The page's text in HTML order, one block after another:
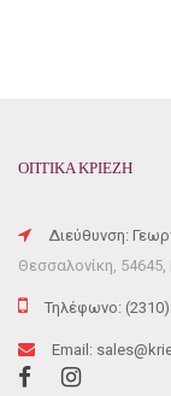
ΟΠΤΙΚΑ ΚΡΙΕΖΗ
Διεύθυνση:
Θεσσαλονίκη,
Τηλέφωνο: (2310)
Email: